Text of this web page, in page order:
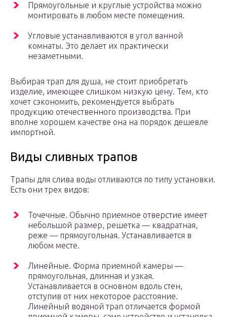
Прямоугольные и круглые устройства можно
монтировать в любом месте помещения.
Угловые устанавливаются в угол ванной
комнаты. Это делает их практически
незаметными.
Выбирая трап для душа, не стоит приобретать
изделие, имеющее слишком низкую цену. Тем, кто
хочет сэкономить, рекомендуется выбрать
продукцию отечественного производства. При
вполне хорошем качестве она на порядок дешевле
импортной.
Виды сливных трапов
Трапы для слива воды отливаются по типу установки.
Есть они трех видов:
Точечные. Обычно приемное отверстие имеет
небольшой размер, решетка — квадратная,
реже — прямоугольная. Устанавливается в
любом месте.
Линейные. Форма приемной камеры —
прямоугольная, длинная и узкая.
Устанавливается в основном вдоль стен,
отступив от них некоторое расстояние.
Линейный водяной трап отличается формой